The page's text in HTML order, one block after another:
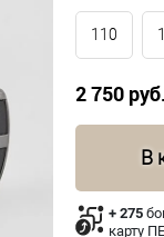
110
2 750 руб.
В
+ 275
карту